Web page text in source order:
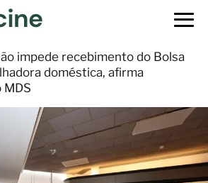
impede recebimento do Bolsa
doméstica, afirma